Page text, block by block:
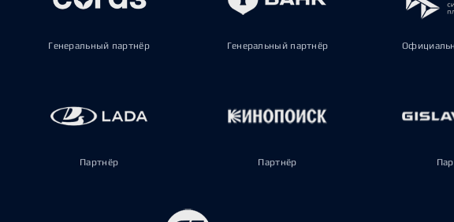
Генеральный партнёр Генеральный партнёр
Партнёр Партнёр